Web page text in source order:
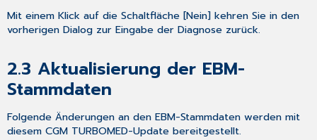
Mit einem Klick auf die Schaltfläche [Nein] kehren Sie in den
vorherigen Dialog zur Eingabe der Diagnose zurück.
2.3 Aktualisierung der EBM-
Stammdaten
Folgende Änderungen an den EBM-Stammdaten werden mit
diesem CGM TURBOMED-Update bereitgestellt.